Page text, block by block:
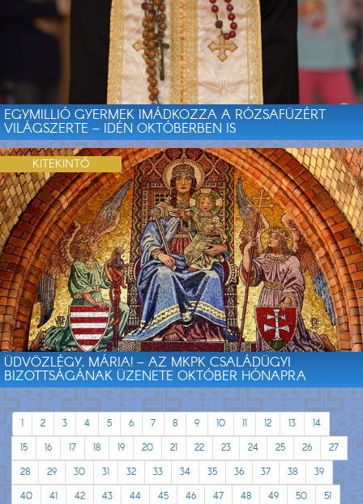
EGYMILLIÓ GYERMEK IMÁDKOZZA A RÓZSAFÜZÉRT
VILÁGSZERTE – IDÉN OKTÓBERBEN IS
ÜDVÖZLÉGY, MÁRIA! – AZ MKPK CSALÁDÜGYI
BIZOTTSÁGÁNAK ÜZENETE OKTÓBER HÓNAPRA
KITEKINTŐ
1 2 3 4 5 6 7 8 9 10 11 12 13
14
15
16 17 18 19 20 21 22 23 24 25 26
27
28
29 30 31 32 33 34 35 36 37 38
39
40
41 42 43 44 45 46 47 48 49 50
51